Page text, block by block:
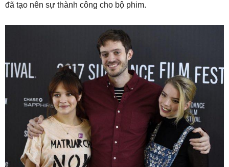
đã tạo nên sự thành công cho bộ phim.